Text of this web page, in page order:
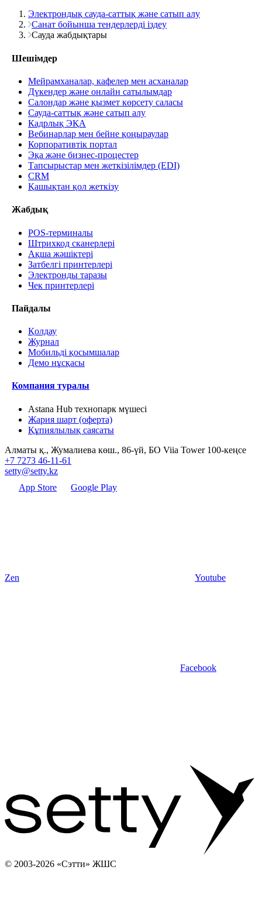
Электрондық сауда-саттық және сатып алу
Санат бойынша тендерлерді іздеу
Сауда жабдықтары
Шешімдер
Мейрамханалар, кафелер мен асханалар
Дүкендер және онлайн сатылымдар
Салондар және қызмет көрсету саласы
Сауда-саттық және сатып алу
Кадрлық ЭҚА
Вебинарлар мен бейне қоңыраулар
Корпоративтік портал
Эқа және бизнес-процестер
Тапсырыстар мен жеткізілімдер (EDI)
CRM
Қашықтан қол жеткізу
Жабдық
POS-терминалы
Штрихкод сканерлері
Ақша жәшіктері
Затбелгі принтерлері
Электронды таразы
Чек принтерлері
Пайдалы
Қолдау
Журнал
Мобильді қосымшалар
Демо нұсқасы
Компания туралы
Astana Hub технопарк мүшесі
Жария шарт (оферта)
Құпиялылық саясаты
Алматы қ., Жумалиева көш., 86-үй, БО Viia Tower 100-кеңсе
+7 7273 46-11-61
setty@setty.kz
App Store
Google Play
Zen Youtube
Facebook
© 2003-2026 «Сэтти» ЖШС